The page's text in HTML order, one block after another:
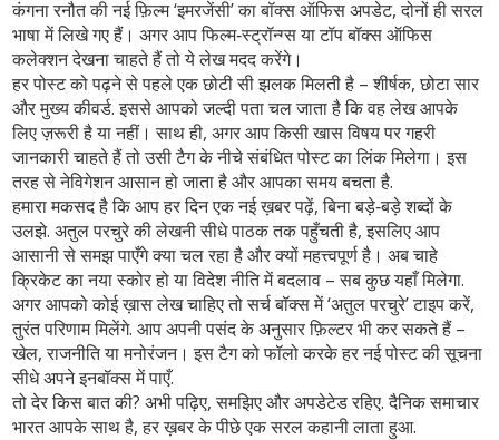
कंगना रनौत की नई फ़िल्म ‘इमरजेंसी’ का बॉक्स ऑफिस अपडेट, दोनों ही सरल
भाषा में लिखे गए हैं। अगर आप फिल्म‑स्ट्रॉन्ग्स या टॉप बॉक्स ऑफिस
कलेक्शन देखना चाहते हैं तो ये लेख मदद करेंगे।
हर पोस्ट को पढ़ने से पहले एक छोटी सी झलक मिलती है – शीर्षक, छोटा सार
और मुख्य कीवर्ड. इससे आपको जल्दी पता चल जाता है कि वह लेख आपके
लिए ज़रूरी है या नहीं। साथ ही, अगर आप किसी खास विषय पर गहरी
जानकारी चाहते हैं तो उसी टैग के नीचे संबंधित पोस्ट का लिंक मिलेगा। इस
तरह से नेविगेशन आसान हो जाता है और आपका समय बचता है.
हमारा मकसद है कि आप हर दिन एक नई ख़बर पढ़ें, बिना बड़े‑बड़े शब्दों के
उलझे. अतुल परचुरे की लेखनी सीधे पाठक तक पहुँचती है, इसलिए आप
आसानी से समझ पाएँगे क्या चल रहा है और क्यों महत्त्वपूर्ण है। अब चाहे
क्रिकेट का नया स्कोर हो या विदेश नीति में बदलाव – सब कुछ यहाँ मिलेगा.
अगर आपको कोई ख़ास लेख चाहिए तो सर्च बॉक्स में ‘अतुल परचुरे’ टाइप करें,
तुरंत परिणाम मिलेंगे. आप अपनी पसंद के अनुसार फ़िल्टर भी कर सकते हैं –
खेल, राजनीति या मनोरंजन। इस टैग को फॉलो करके हर नई पोस्ट की सूचना
सीधे अपने इनबॉक्स में पाएँ.
तो देर किस बात की? अभी पढ़िए, समझिए और अपडेटेड रहिए. दैनिक समाचार
भारत आपके साथ है, हर ख़बर के पीछे एक सरल कहानी लाता हुआ.